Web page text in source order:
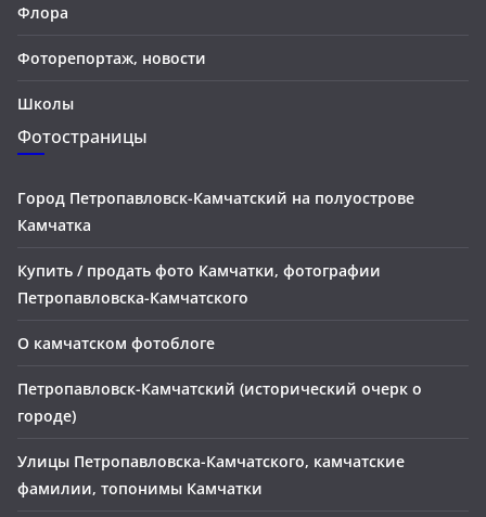
Флора
Фоторепортаж, новости
Школы
Фотостраницы
Город Петропавловск-Камчатский на полуострове
Камчатка
Купить / продать фото Камчатки, фотографии
Петропавловска-Камчатского
О камчатском фотоблоге
Петропавловск-Камчатский (исторический очерк о
городе)
Улицы Петропавловска-Камчатского, камчатские
фамилии, топонимы Камчатки